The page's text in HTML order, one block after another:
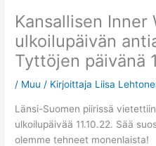
Kansallisen Inner
ulkoilupäivän
Tyttöjen päivänä
/ Muu / Kirjoittaja Liisa
Länsi-Suomen piirissä
ulkoilupäivää 11.10.22. Sää
olemme tehneet monenlaista!